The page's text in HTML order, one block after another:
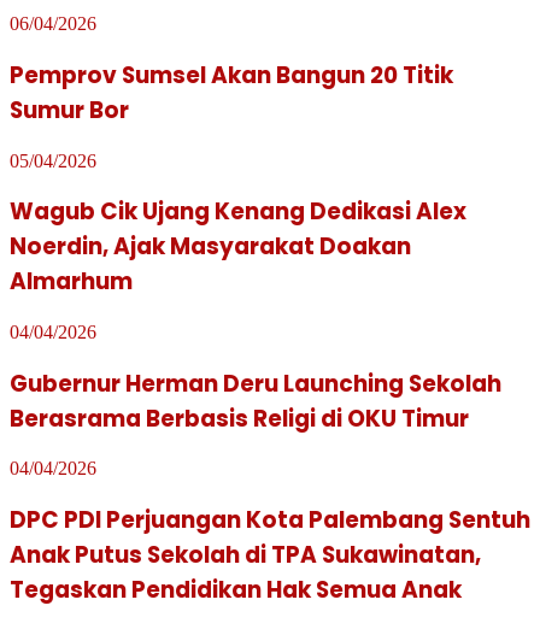
06/04/2026
Pemprov Sumsel Akan Bangun 20 Titik
Sumur Bor
05/04/2026
Wagub Cik Ujang Kenang Dedikasi Alex
Noerdin, Ajak Masyarakat Doakan
Almarhum
04/04/2026
Gubernur Herman Deru Launching Sekolah
Berasrama Berbasis Religi di OKU Timur
04/04/2026
DPC PDI Perjuangan Kota Palembang Sentuh
Anak Putus Sekolah di TPA Sukawinatan,
Tegaskan Pendidikan Hak Semua Anak